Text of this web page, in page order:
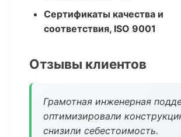
Сертификаты качества и
соответствия, ISO 9001
Отзывы клиентов
Грамотная инженерная
оптимизировали
снизили себестоимость.